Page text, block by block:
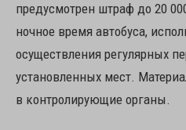
предусмотрен штраф до 20
ночное время автобуса,
осуществления регулярных
установленных мест.
в контролирующие органы.